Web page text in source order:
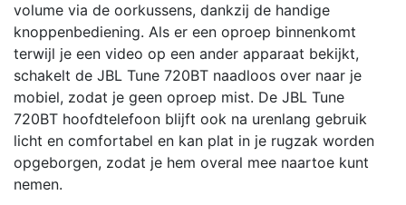
volume via de oorkussens, dankzij de handige
knoppenbediening. Als er een oproep binnenkomt
terwijl je een video op een ander apparaat bekijkt,
schakelt de JBL Tune 720BT naadloos over naar je
mobiel, zodat je geen oproep mist. De JBL Tune
720BT hoofdtelefoon blijft ook na urenlang gebruik
licht en comfortabel en kan plat in je rugzak worden
opgeborgen, zodat je hem overal mee naartoe kunt
nemen.